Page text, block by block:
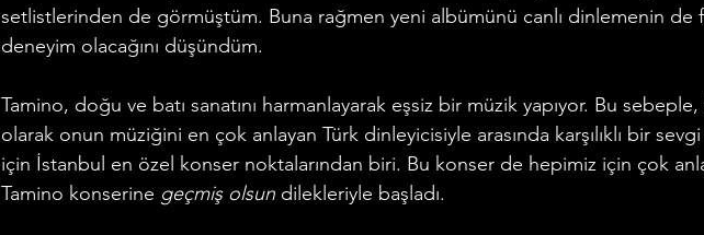
setlistlerinden de görmüştüm. Buna rağmen yeni albümünü canlı dinlemenin de
deneyim olacağını düşündüm.
Tamino, doğu ve batı sanatını harmanlayarak eşsiz bir müzik yapıyor. Bu
olarak onun müziğini en çok anlayan Türk dinleyicisiyle arasında karşılıklı bir sevgi
için İstanbul en özel konser noktalarından biri. Bu konser de hepimiz için çok
Tamino konserine geçmiş olsun dilekleriyle başladı.